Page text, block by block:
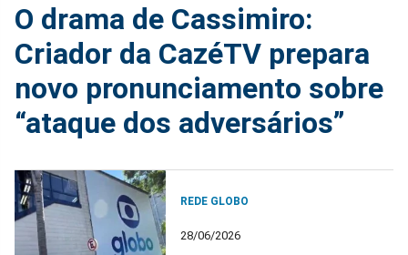
O drama de Cassimiro:
Criador da CazéTV prepara
novo pronunciamento sobre
“ataque dos adversários”
REDE GLOBO
28/06/2026